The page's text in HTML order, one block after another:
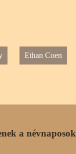
Ethan Coen
a névnaposok